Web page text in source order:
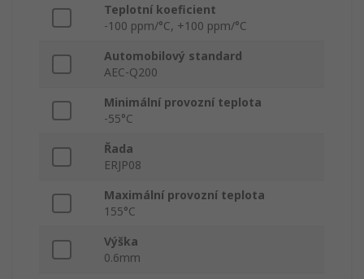
Teplotní koeficient
-100 ppm/°C, +100 ppm/°C
Automobilový standard
AEC-Q200
Minimální provozní teplota
-55°C
Řada
ERJP08
Maximální provozní teplota
155°C
Výška
0.6mm